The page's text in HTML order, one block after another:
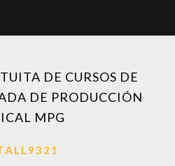
DE CURSOS DE
DE PRODUCCIÓN
MPG